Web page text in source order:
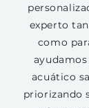
experto
como
acuático
priorizando